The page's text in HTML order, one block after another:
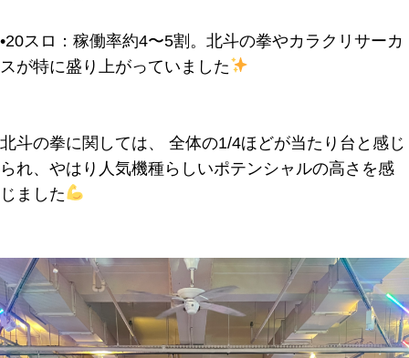
•20スロ ：稼働率約4〜5割。北斗の拳やカラクリサーカ
スが特に盛り上がっていました
北斗の拳に関しては、 全体の1/4ほどが当たり台 と感じ
られ、やはり人気機種らしいポテンシャルの高さを感
じました